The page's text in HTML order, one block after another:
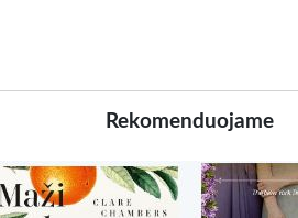
Rekomenduojame